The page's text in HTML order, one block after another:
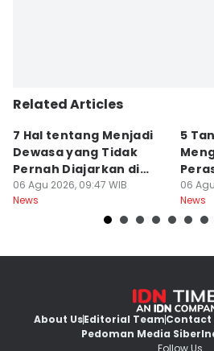
Related Articles
7 Hal tentang Menjadi
Dewasa yang Tidak
Pernah Diajarkan di
Sekolah
06 Agu 2026, 09:47 WIB
News
5
06
News
About UsEditorial TeamContact
Pedoman Media Siber
Follow Us